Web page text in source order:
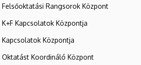
Felsőoktatási Rangsorok Központ
Kapcsolatok Központja
Központja
Oktatást Koordináló Központ